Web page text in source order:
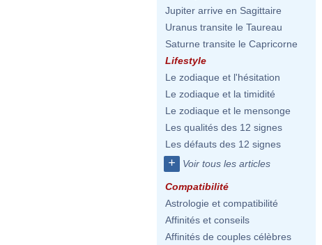
Jupiter arrive en Sagittaire
Uranus transite le Taureau
Saturne transite le Capricorne
Lifestyle
Le zodiaque et l'hésitation
Le zodiaque et la timidité
Le zodiaque et le mensonge
Les qualités des 12 signes
Les défauts des 12 signes
+ Voir tous les articles
Compatibilité
Astrologie et compatibilité
Affinités et conseils
Affinités de couples célèbres